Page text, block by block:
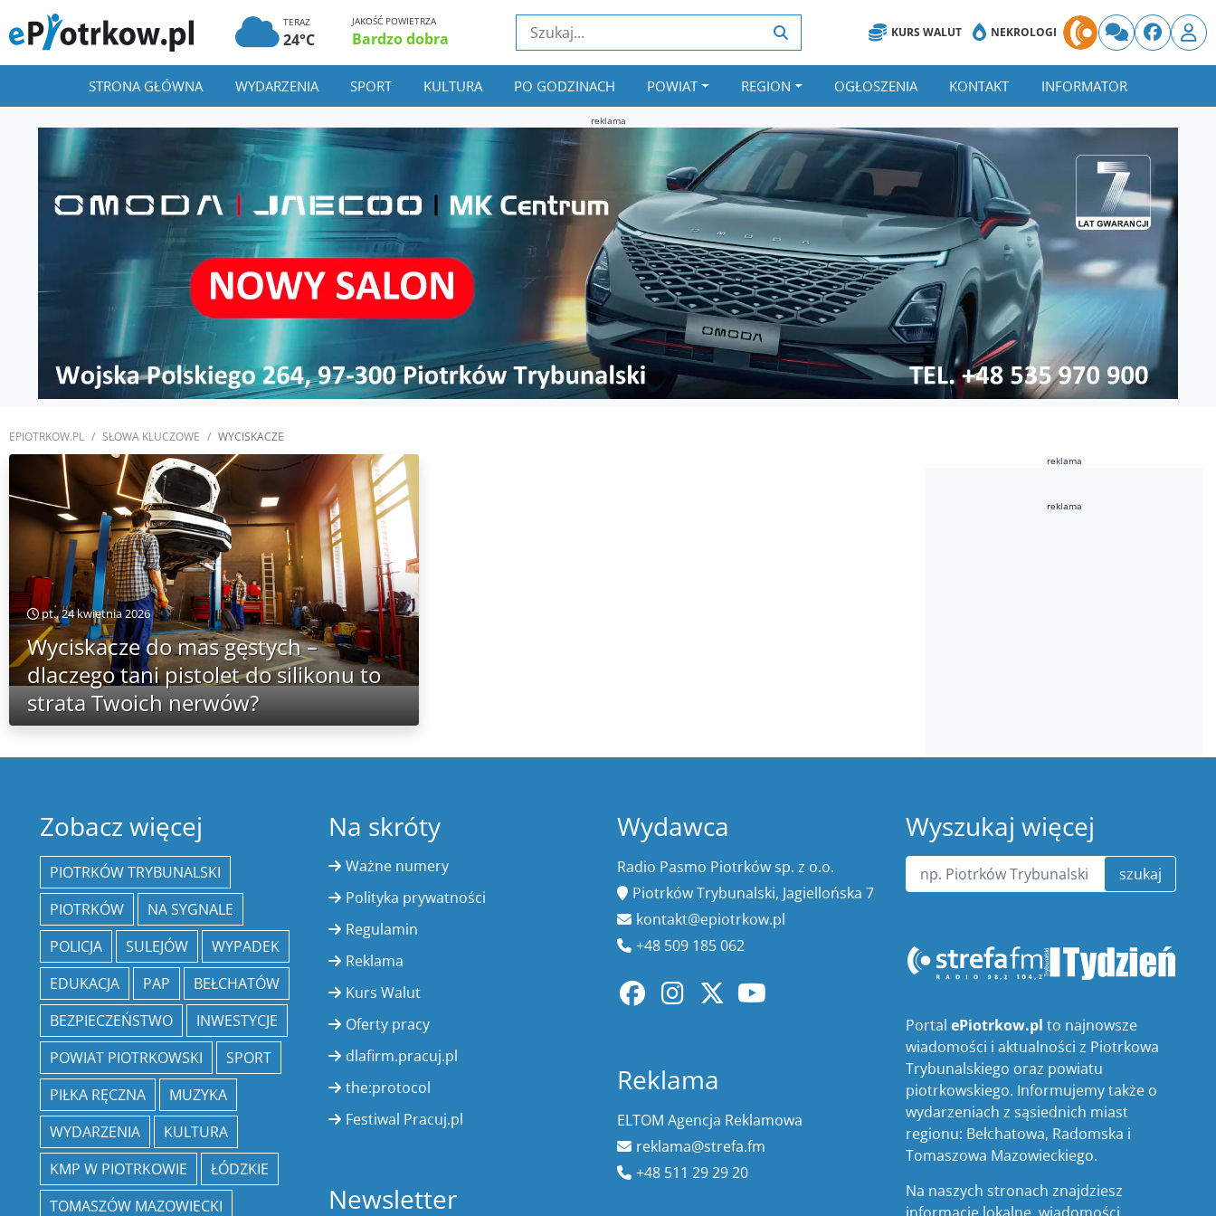
TERAZ
24°C
JAKOŚĆ POWIETRZA
Bardzo dobra KURS WALUT NEKROLOGI
STRONA GŁÓWNA WYDARZENIA SPORT KULTURA PO GODZINACH POWIAT REGION OGŁOSZENIA KONTAKT INFORMATOR
reklama
EPIOTRKOW.PL SŁOWA KLUCZOWE WYCISKACZE
pt., 24 kwietnia 2026
Wyciskacze do mas gęstych –
dlaczego tani pistolet do silikonu to
strata Twoich nerwów?
reklama
reklama
Zobacz więcej
PIOTRKÓW TRYBUNALSKI
PIOTRKÓW
NA SYGNALE
POLICJA
SULEJÓW
WYPADEK
EDUKACJA
PAP
BEŁCHATÓW
BEZPIECZEŃSTWO
INWESTYCJE
POWIAT PIOTRKOWSKI
SPORT
PIŁKA RĘCZNA
MUZYKA
WYDARZENIA
KULTURA
KMP W PIOTRKOWIE
ŁÓDZKIE
TOMASZÓW MAZOWIECKI
Na skróty
Ważne numery
Polityka prywatności
Regulamin
Reklama
Kurs Walut
Oferty pracy
dlafirm.pracuj.pl
the:protocol
Festiwal Pracuj.pl
Newsletter
Wydawca
Radio Pasmo Piotrków sp. z o.o.
Piotrków Trybunalski, Jagiellońska 7
kontakt@epiotrkow.pl
+48 509 185 062
Reklama
ELTOM Agencja Reklamowa
reklama@strefa.fm
+48 511 29 29 20
Wyszukaj więcej
szukaj
PortalePiotrkow.pl to najnowsze
wiadomości i aktualności z Piotrkowa
Trybunalskiego oraz powiatu
piotrkowskiego. Informujemy także o
wydarzeniach z sąsiednich miast
regionu: Bełchatowa, Radomska i
Tomaszowa Mazowieckiego.
Na naszych stronach znajdziesz